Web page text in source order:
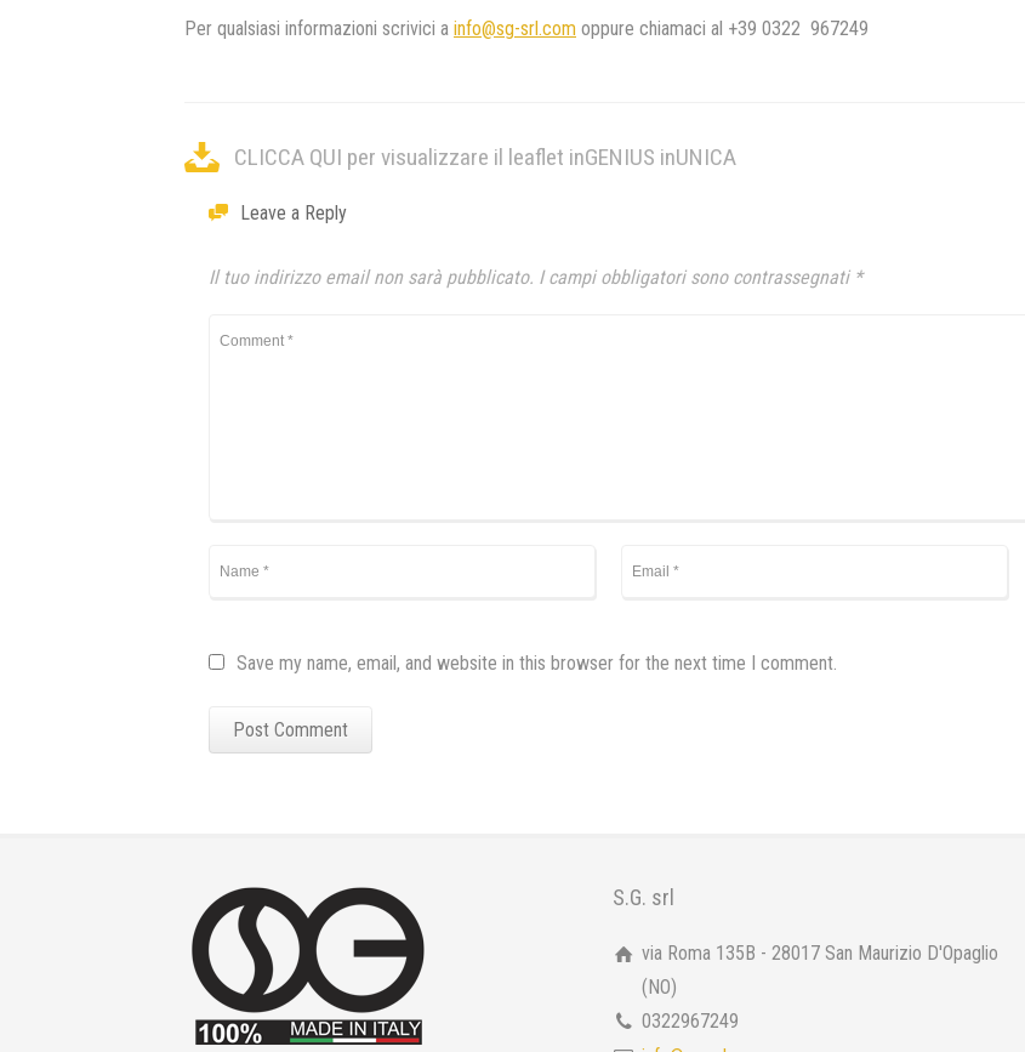
Per qualsiasi informazioni scrivici a info@sg-srl.com oppure chiamaci al +39 0322 967249
CLICCA QUI per visualizzare il leaflet inGENIUS inUNICA
Leave a Reply
Il tuo indirizzo email non sarà pubblicato. I campi obbligatori sono contrassegnati *
Save my name, email, and website in this browser for the next time I comment.
S.G. srl
via Roma 135B - 28017 San Maurizio D'Opaglio
(NO)
0322967249